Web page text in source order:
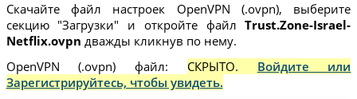
Скачайте файл настроек OpenVPN (.ovpn), выберите
секцию "Загрузки" и откройте файлTrust.Zone-Israel-
Netflix.ovpn дважды кликнув по нему.
OpenVPN (.ovpn) файл:
СКРЫТО. Войдите или
Зарегистрируйтесь, чтобы увидеть.